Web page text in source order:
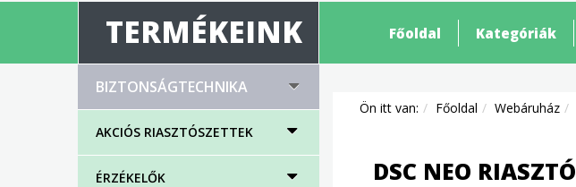
Főoldal Kategóriák
TERMÉKEINK
BIZTONSÁGTECHNIKA
AKCIÓS RIASZTÓSZETTEK
ÉRZÉKELŐK
Ön itt van: Főoldal Webáruház
DSC NEO RIASZTÓ